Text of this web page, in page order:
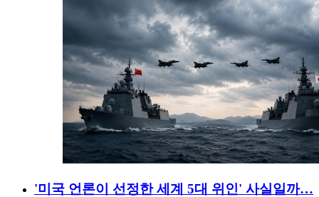
'미국 언론이 선정한 세계 5대 위인' 사실일까…